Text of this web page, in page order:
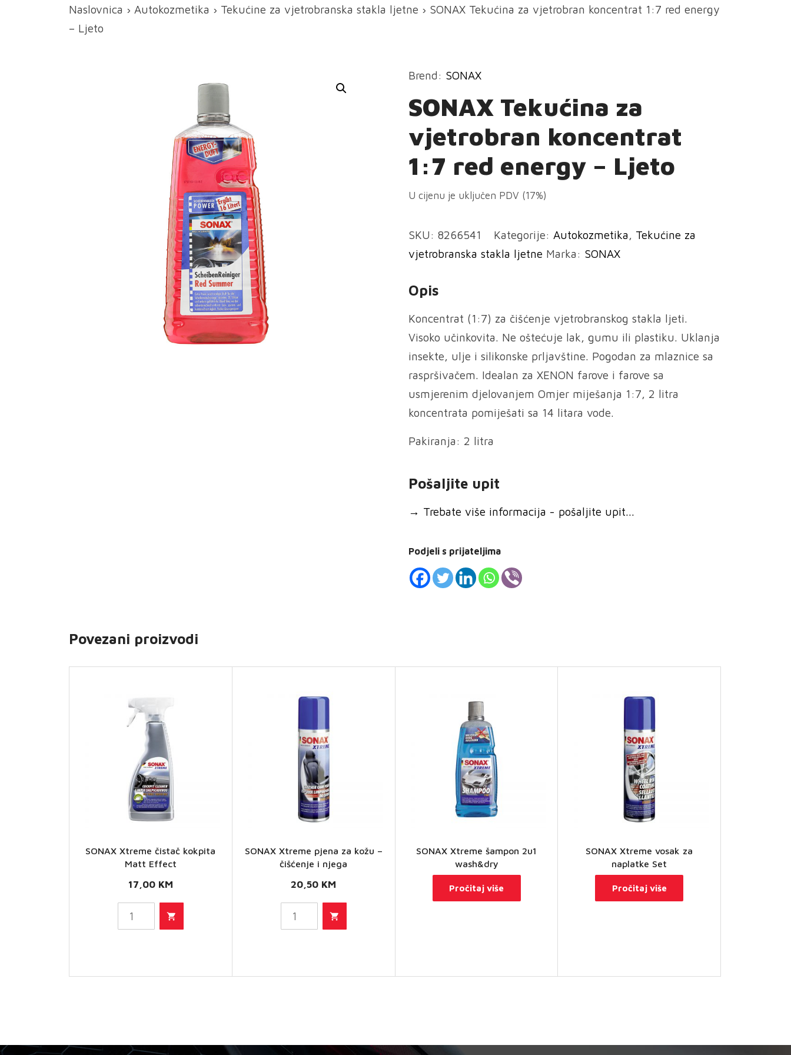
Naslovnica › Autokozmetika › Tekućine za vjetrobranska stakla ljetne › SONAX Tekućina za vjetrobran koncentrat 1:7 red energy
– Ljeto
Brend: SONAX
SONAX Tekućina za
vjetrobran koncentrat
1:7 red energy – Ljeto
U cijenu je uključen PDV (17%)
SKU:8266541 Kategorije: Autokozmetika, Tekućine za
vjetrobranska stakla ljetne Marka: SONAX
Opis
Koncentrat (1:7) za čišćenje vjetrobranskog stakla ljeti.
Visoko učinkovita. Ne oštećuje lak, gumu ili plastiku. Uklanja
insekte, ulje i silikonske prljavštine. Pogodan za mlaznice sa
raspršivačem. Idealan za XENON farove i farove sa
usmjerenim djelovanjem Omjer miješanja 1:7, 2 litra
koncentrata pomiješati sa 14 litara vode.
Pakiranja: 2 litra
Pošaljite upit
→ Trebate više informacija - pošaljite upit...
Podjeli s prijateljima
Povezani proizvodi
SONAX Xtreme čistač kokpita
Matt Effect
17,00 KM
SONAX
Xtreme
čistač
kokpita
SONAX Xtreme pjena za kožu –
čišćenje i njega
20,50 KM
Xtreme
čišćenje
SONAX Xtreme šampon 2u1
wash&dry
Pročitaj više
SONAX Xtreme vosak za
naplatke Set
Pročitaj više